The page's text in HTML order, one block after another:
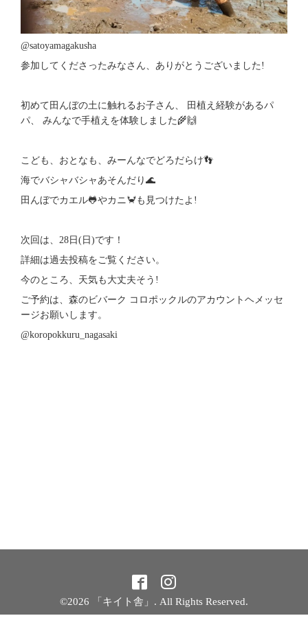
@satoyamagakusha
参加してくださったみなさん、ありがとうございました!
初めて田んぼの土に触れるお子さん、 田植え経験があるパ
パ、 みんなで手植えを体験しました🌾🙌
こども、おとなも、みーんなでどろだらけ👣
海でバシャバシャあそんだり🌊
田んぼでカエル🐸やカニ🦀も見つけたよ!
次回は、28日(日)です！
詳細は過去投稿をご覧ください。
今のところ、天気も大丈夫そう!
ご予約は、森のビバーク コロポックルのアカウントヘメッセ
ージお願いします。
@koropokkuru_nagasaki
©2026 「キイト舎」 . All Rights Reserved.